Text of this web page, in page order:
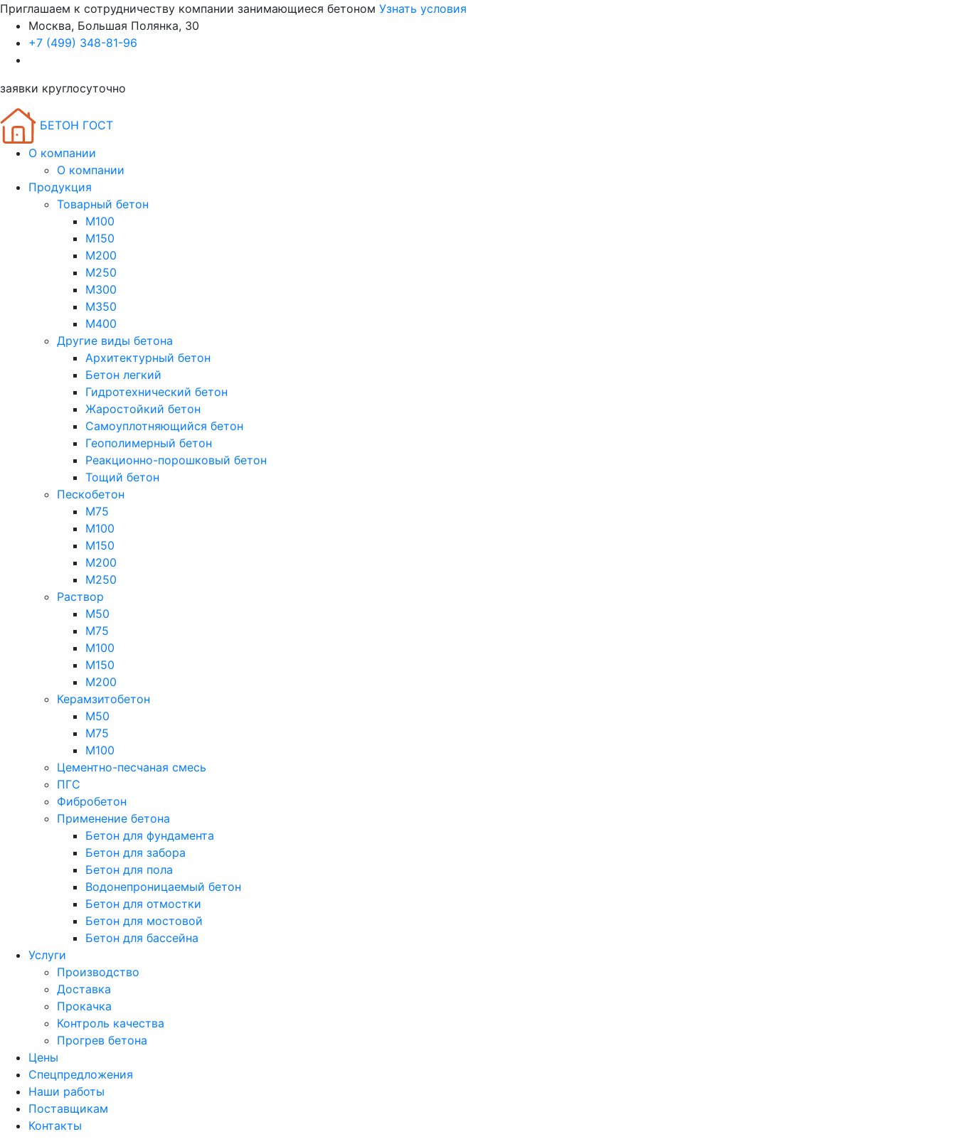
Приглашаем к сотрудничеству компании занимающиеся бетоном Узнать условия
Москва, Большая Полянка, 30
+7 (499) 348-81-96
заявки круглосуточно
БЕТОН ГОСТ
О компании
О компании
Продукция
Товарный бетон
М100
М150
М200
М250
М300
М350
М400
Другие виды бетона
Архитектурный бетон
Бетон легкий
Гидротехнический бетон
Жаростойкий бетон
Самоуплотняющийся бетон
Геополимерный бетон
Реакционно-порошковый бетон
Тощий бетон
Пескобетон
М75
М100
М150
М200
М250
Раствор
М50
М75
М100
М150
М200
Керамзитобетон
М50
М75
М100
Цементно-песчаная смесь
ПГС
Фибробетон
Применение бетона
Бетон для фундамента
Бетон для забора
Бетон для пола
Водонепроницаемый бетон
Бетон для отмостки
Бетон для мостовой
Бетон для бассейна
Услуги
Производство
Доставка
Прокачка
Контроль качества
Прогрев бетона
Цены
Спецпредложения
Наши работы
Поставщикам
Контакты